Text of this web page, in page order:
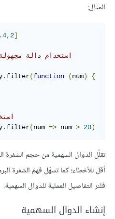
المثال:
,4, 2]
. filter(function (num)
{
//
. filter(num => num > 20)
تقلّل الدوال السهمية من حجم الشفرة
أقل للأخطاء؛ كما تسهّل فهمَ الشفرة
فلنر التفاصيل العملية للدوال السهمية.
إنشاء الدوال السهمية